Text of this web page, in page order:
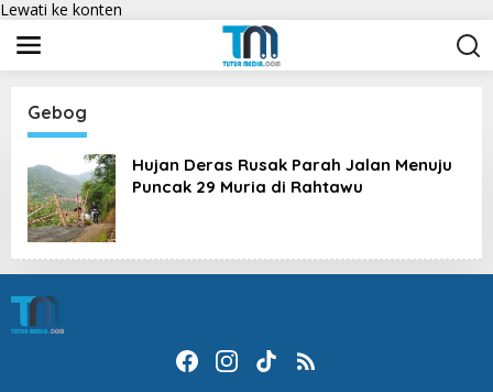
Lewati ke konten
Gebog
Hujan Deras Rusak Parah Jalan Menuju
Puncak 29 Muria di Rahtawu